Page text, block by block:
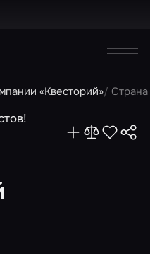
«Квесторий»
ЗАКРЫТ